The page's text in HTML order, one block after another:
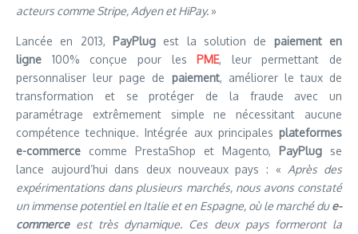
acteurs comme Stripe, Adyen et HiPay. »
Lancée en 2013, PayPlug est la solution de paiement en
ligne 100% conçue pour les PME, leur permettant de
personnaliser leur page de paiement, améliorer le taux de
transformation et se protéger de la fraude avec un
paramétrage extrêmement simple ne nécessitant aucune
compétence technique. Intégrée aux principales plateformes
e-commerce comme PrestaShop et Magento, PayPlug se
lance aujourd’hui dans deux nouveaux pays : « Après des
expérimentations dans plusieurs marchés, nous avons constaté
un immense potentiel en Italie et en Espagne, où le marché due-
commerceest très dynamique. Ces deux pays formeront la